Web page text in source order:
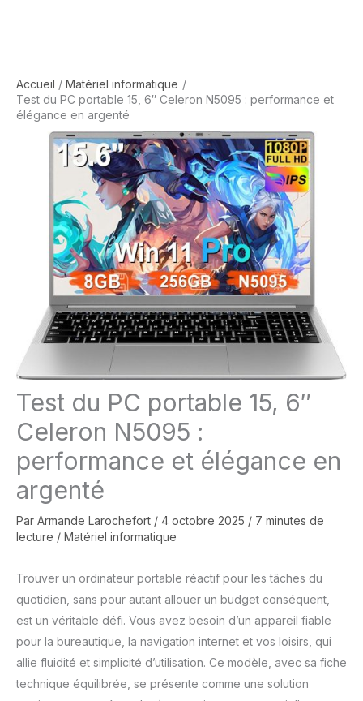
Accueil
Matériel informatique
Test du PC portable 15, 6″ Celeron N5095 : performance et
élégance en argenté
Test du PC portable 15, 6″
Celeron N5095 :
performance et élégance en
argenté
Par Armande Larochefort / 4 octobre 2025 / 7 minutes de
lecture / Matériel informatique
Trouver un ordinateur portable réactif pour les tâches du
quotidien, sans pour autant allouer un budget conséquent,
est un véritable défi. Vous avez besoin d’un appareil fiable
pour la bureautique, la navigation internet et vos loisirs, qui
allie fluidité et simplicité d’utilisation. Ce modèle, avec sa fiche
technique équilibrée, se présente comme une solution